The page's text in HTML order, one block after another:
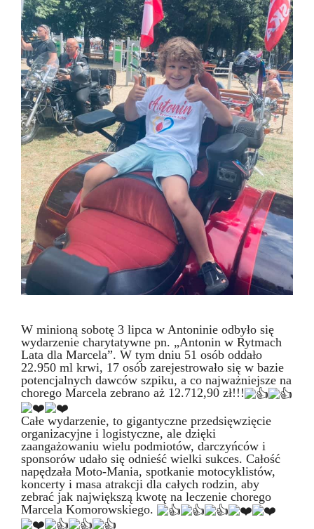
W minioną sobotę 3 lipca w Antoninie odbyło się
wydarzenie charytatywne pn. „Antonin w Rytmach
Lata dla Marcela”. W tym dniu 51 osób oddało
22.950 ml krwi, 17 osób zarejestrowało się w bazie
potencjalnych dawców szpiku, a co najważniejsze na
chorego Marcela zebrano aż 12.712,90 zł!!!
Całe wydarzenie, to gigantyczne przedsięwzięcie
organizacyjne i logistyczne, ale dzięki
zaangażowaniu wielu podmiotów, darczyńców i
sponsorów udało się odnieść wielki sukces. Całość
napędzała Moto-Mania, spotkanie motocyklistów,
koncerty i masa atrakcji dla całych rodzin, aby
zebrać jak największą kwotę na leczenie chorego
Marcela Komorowskiego.